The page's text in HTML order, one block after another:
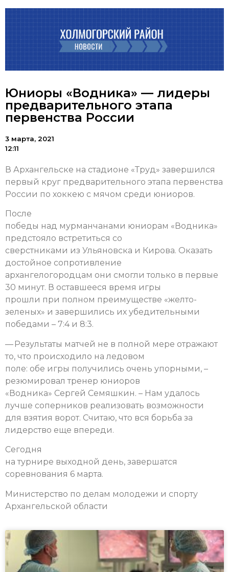
Юниоры «Водника» — лидеры
предварительного этапа
первенства России
3 марта, 2021
12:11
В Архангельске на стадионе «Труд» завершился
первый круг предварительного этапа первенства
России по хоккею с мячом среди юниоров.
После
победы над мурманчанами юниорам «Водника»
предстояло встретиться со
сверстниками из Ульяновска и Кирова. Оказать
достойное сопротивление
архангелогородцам они смогли только в первые
30 минут. В оставшееся время игры
прошли при полном преимуществе «желто-
зеленых» и завершились их убедительными
победами – 7:4 и 8:3.
— Результаты матчей не в полной мере отражают
то, что происходило на ледовом
поле: обе игры получились очень упорными, –
резюмировал тренер юниоров
«Водника» Сергей Семяшкин. – Нам удалось
лучше соперников реализовать возможности
для взятия ворот. Считаю, что вся борьба за
лидерство еще впереди.
Сегодня
на турнире выходной день, завершатся
соревнования 6 марта.
Министерство по делам молодежи и спорту
Архангельской области